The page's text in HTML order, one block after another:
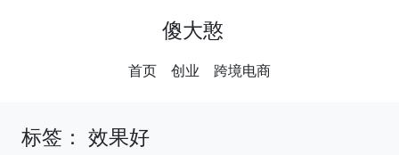
傻大憨
首页 创业 跨境电商
标签： 效果好